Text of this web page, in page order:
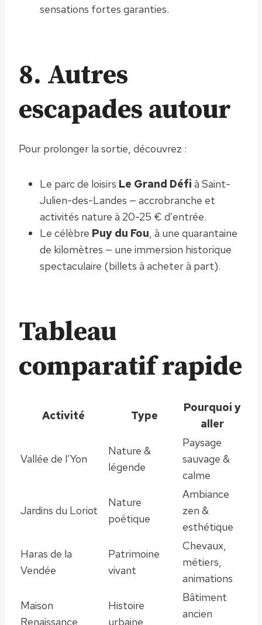
sensations fortes garanties.
8. Autres
escapades autour
Pour prolonger la sortie, découvrez :
Le parc de loisirs Le Grand Défi à Saint-
Julien-des-Landes — accrobranche et
activités nature à 20-25 € d’entrée.
Le célèbre Puy du Fou, à une quarantaine
de kilomètres — une immersion historique
spectaculaire (billets à acheter à part).
Tableau
comparatif rapide
Activité Type
Pourquoi y
aller
Vallée de l’Yon
Nature &
légende
Paysage
sauvage &
calme
Jardins du Loriot
Nature
poétique
Ambiance
zen &
esthétique
Haras de la
Vendée
Patrimoine
vivant
Chevaux,
métiers,
animations
Maison
Renaissance
Histoire
urbaine
Bâtiment
ancien